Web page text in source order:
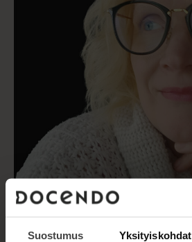
Suostumus Yksityiskohdat